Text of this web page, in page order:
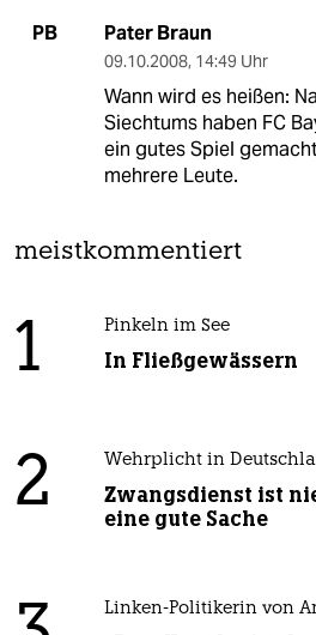
PB Pater Braun
09.10.2008, 14:49 Uhr
Wann wird es heißen:
Siechtums haben FC
ein gutes Spiel
mehrere Leute.
meistkommentiert
1 Pinkeln im See
In Fließgewässern
2 Wehrplicht in
Zwangsdienst ist
eine gute Sache
Linken-Politikerin von